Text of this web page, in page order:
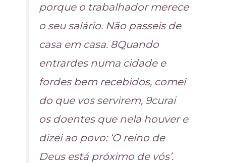
porque o trabalhador merece
o seu salário. Não passeis de
casa em casa. 8Quando
entrardes numa cidade e
fordes bem recebidos, comei
do que vos servirem, 9curai
os doentes que nela houver e
dizei ao povo: ‘O reino de
Deus está próximo de vós’.